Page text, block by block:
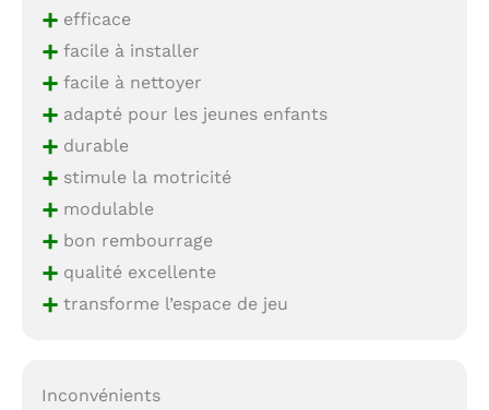
+efficace
+facile à installer
+facile à nettoyer
+adapté pour les jeunes enfants
+durable
+stimule la motricité
+modulable
+bon rembourrage
+qualité excellente
+transforme l’espace de jeu
Inconvénients